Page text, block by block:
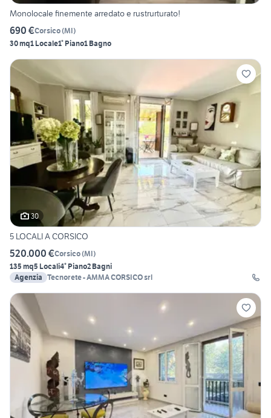
Monolocale finemente arredato e rustrurturato!
690 €Corsico(MI)
30 mq1 Locale1° Piano1 Bagno
30
5 LOCALI A CORSICO
520.000 €Corsico(MI)
135 mq5 Locali4° Piano2 Bagni
Agenzia Tecnorete - AMMA CORSICO srl